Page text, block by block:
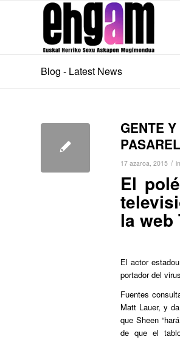
Blog - Latest News
GENTE
17 azaroa, 2015 / in
El
la web
El actor
portador del
Fuentes
Matt Lauer, y
que Sheen
de que el